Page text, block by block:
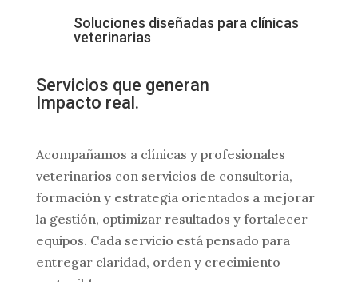
Soluciones diseñadas para clínicas
veterinarias
Servicios que generan
Impacto real.
Acompañamos a clínicas y profesionales
veterinarios con servicios de consultoría,
formación y estrategia orientados a mejorar
la gestión, optimizar resultados y fortalecer
equipos. Cada servicio está pensado para
entregar claridad, orden y crecimiento